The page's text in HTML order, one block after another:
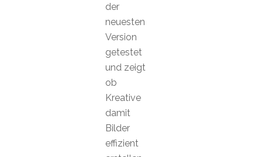
der
neuesten
Version
getestet
und zeigt
ob
Kreative
damit
Bilder
effizient